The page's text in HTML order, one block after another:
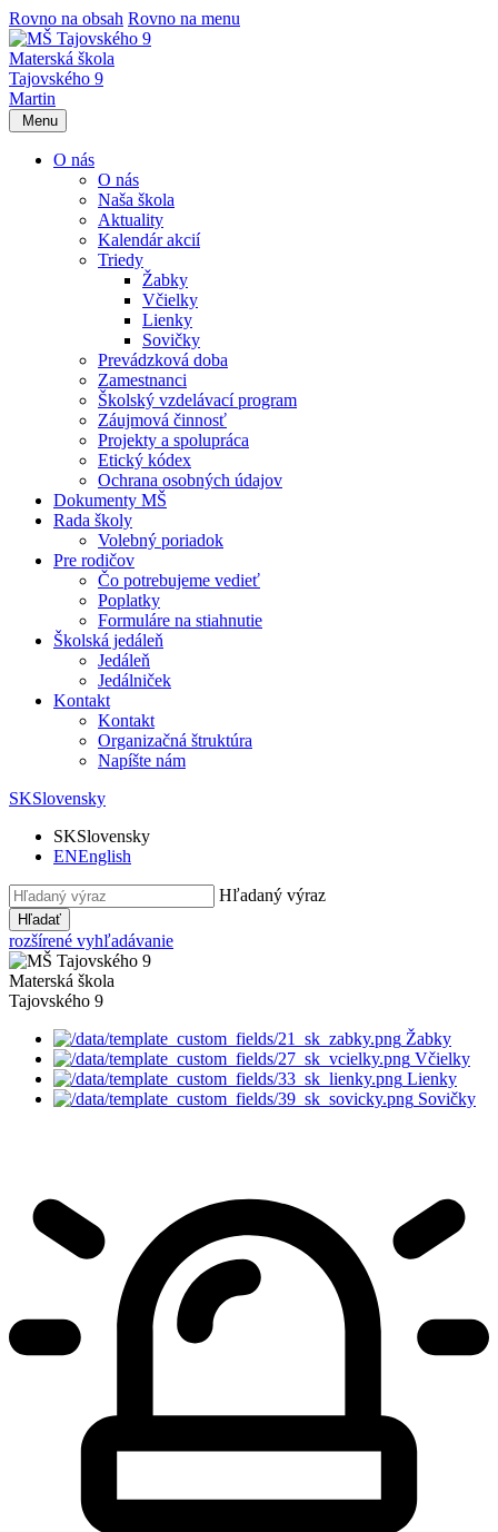
Rovno na obsah Rovno na menu
Materská škola
Tajovského 9
Martin
Menu
O nás
O nás
Naša škola
Aktuality
Kalendár akcií
Triedy
Žabky
Včielky
Lienky
Sovičky
Prevádzková doba
Zamestnanci
Školský vzdelávací program
Záujmová činnosť
Projekty a spolupráca
Etický kódex
Ochrana osobných údajov
Dokumenty MŠ
Rada školy
Volebný poriadok
Pre rodičov
Čo potrebujeme vedieť
Poplatky
Formuláre na stiahnutie
Školská jedáleň
Jedáleň
Jedálniček
Kontakt
Kontakt
Organizačná štruktúra
Napíšte nám
SKSlovensky
SKSlovensky
ENEnglish
Hľadaný výraz
Hľadať
rozšírené vyhľadávanie
Materská škola
Tajovského 9
Žabky
Včielky
Lienky
Sovičky